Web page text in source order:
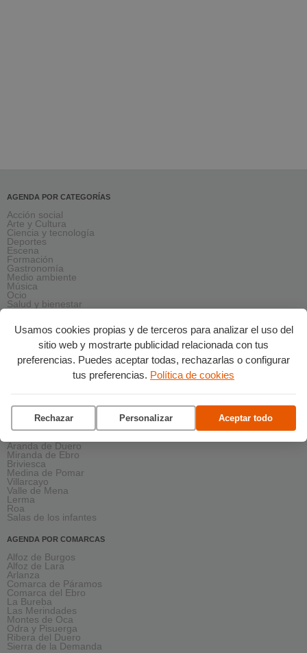
Usamos cookies propias y de terceros para analizar el uso del
sitio web y mostrarte publicidad relacionada con tus
preferencias. Puedes aceptar todas, rechazarlas o configurar
tus preferencias. Política de cookies
Rechazar Personalizar Aceptar todo
AGENDA POR CATEGORÍAS
Acción social
Arte y Cultura
Ciencia y tecnología
Deportes
Escena
Formación
Gastronomía
Medio ambiente
Música
Ocio
Salud y bienestar
AGENDA PRÓXIMA
Esta semana
Este fin de semana
Asunción de la Virgen
septiembre 2026
octubre 2026
noviembre 2026
AGENDA EN LA PROVINCIA
Aranda de Duero
Miranda de Ebro
Briviesca
Medina de Pomar
Villarcayo
Valle de Mena
Lerma
Roa
Salas de los infantes
AGENDA POR COMARCAS
Alfoz de Burgos
Alfoz de Lara
Arlanza
Comarca de Páramos
Comarca del Ebro
La Bureba
Las Merindades
Montes de Oca
Odra y Pisuerga
Ribera del Duero
Sierra de la Demanda